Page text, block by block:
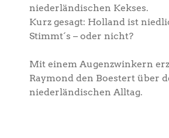
niederländischen Kekses.
Kurz gesagt: Holland ist
Stimmt´s – oder nicht?
Mit einem Augenzwinkern
Raymond den Boestert über
niederländischen Alltag.